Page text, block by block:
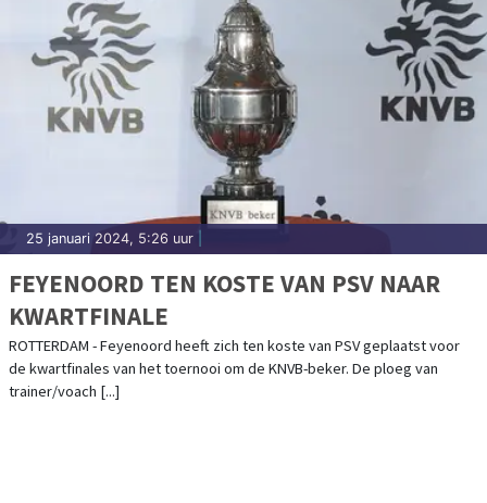
25 januari 2024, 5:26 uur
FEYENOORD TEN KOSTE VAN PSV NAAR
KWARTFINALE
ROTTERDAM - Feyenoord heeft zich ten koste van PSV geplaatst voor
de kwartfinales van het toernooi om de KNVB-beker. De ploeg van
trainer/voach [...]